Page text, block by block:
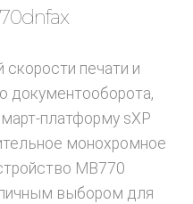
печати и
документооборота,
платформу sXP
монохромное
МB770
выбором для